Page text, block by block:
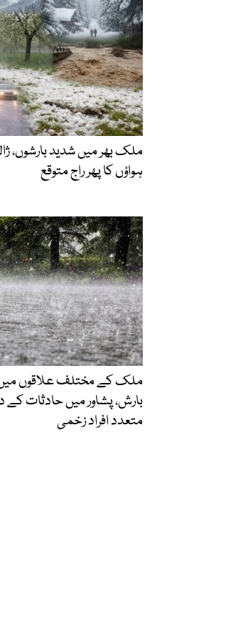
ملک بھر میں شدید بارشوں،
ہواؤں کا پھر راج متوقع
ملک کے مختلف علاقوں میں
بارش، پشاور میں حادثات کے
متعدد افراد زخمی